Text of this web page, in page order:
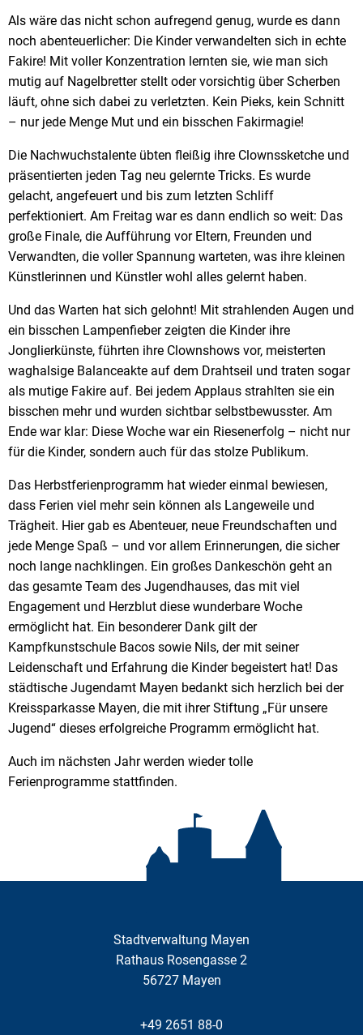
Als wäre das nicht schon aufregend genug, wurde es dann
noch abenteuerlicher: Die Kinder verwandelten sich in echte
Fakire! Mit voller Konzentration lernten sie, wie man sich
mutig auf Nagelbretter stellt oder vorsichtig über Scherben
läuft, ohne sich dabei zu verletzten. Kein Pieks, kein Schnitt
– nur jede Menge Mut und ein bisschen Fakirmagie!
Die Nachwuchstalente übten fleißig ihre Clownssketche und
präsentierten jeden Tag neu gelernte Tricks. Es wurde
gelacht, angefeuert und bis zum letzten Schliff
perfektioniert. Am Freitag war es dann endlich so weit: Das
große Finale, die Aufführung vor Eltern, Freunden und
Verwandten, die voller Spannung warteten, was ihre kleinen
Künstlerinnen und Künstler wohl alles gelernt haben.
Und das Warten hat sich gelohnt! Mit strahlenden Augen und
ein bisschen Lampenfieber zeigten die Kinder ihre
Jonglierkünste, führten ihre Clownshows vor, meisterten
waghalsige Balanceakte auf dem Drahtseil und traten sogar
als mutige Fakire auf. Bei jedem Applaus strahlten sie ein
bisschen mehr und wurden sichtbar selbstbewusster. Am
Ende war klar: Diese Woche war ein Riesenerfolg – nicht nur
für die Kinder, sondern auch für das stolze Publikum.
Das Herbstferienprogramm hat wieder einmal bewiesen,
dass Ferien viel mehr sein können als Langeweile und
Trägheit. Hier gab es Abenteuer, neue Freundschaften und
jede Menge Spaß – und vor allem Erinnerungen, die sicher
noch lange nachklingen. Ein großes Dankeschön geht an
das gesamte Team des Jugendhauses, das mit viel
Engagement und Herzblut diese wunderbare Woche
ermöglicht hat. Ein besonderer Dank gilt der
Kampfkunstschule Bacos sowie Nils, der mit seiner
Leidenschaft und Erfahrung die Kinder begeistert hat! Das
städtische Jugendamt Mayen bedankt sich herzlich bei der
Kreissparkasse Mayen, die mit ihrer Stiftung „Für unsere
Jugend“ dieses erfolgreiche Programm ermöglicht hat.
Auch im nächsten Jahr werden wieder tolle
Ferienprogramme stattfinden.
Stadtverwaltung Mayen
Rathaus Rosengasse 2
56727 Mayen
+49 2651 88-0